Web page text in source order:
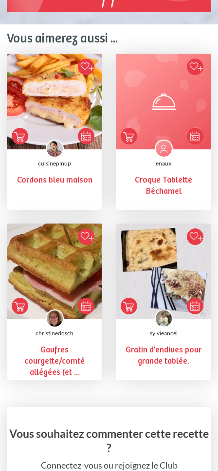
Vous aimerez aussi ...
cuisinepinup
Cordons bleu maison
enaux
Croque Tablette
Béchamel
christinedosch
Gaufres
courgette/comté
allégées (et ...
sylvieancel
Gratin d'endives pour
grande tablée.
Vous souhaitez commenter cette recette
?
Connectez-vous ou rejoignez le Club